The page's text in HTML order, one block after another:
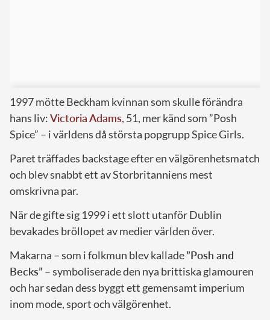
1997 mötte Beckham kvinnan som skulle förändra
hans liv:Victoria Adams, 51, mer känd som ”Posh
Spice” – i världens då största popgrupp Spice Girls.
Paret träffades backstage efter en välgörenhetsmatch
och blev snabbt ett av Storbritanniens mest
omskrivna par.
När de gifte sig 1999 i ett slott utanför Dublin
bevakades bröllopet av medier världen över.
Makarna – som i folkmun blev kallade”Posh and
Becks” – symboliserade den nya brittiska glamouren
och har sedan dess byggt ett gemensamt imperium
inom mode, sport och välgörenhet.